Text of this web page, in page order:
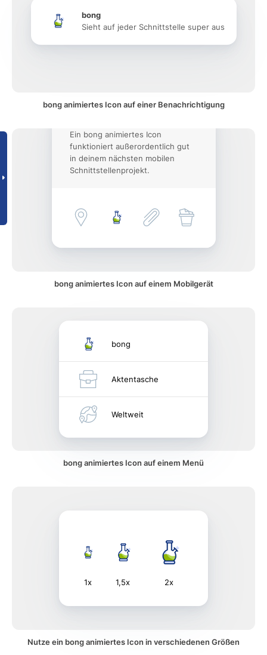
bong
Sieht auf jeder Schnittstelle super aus
bong animiertes Icon auf einer Benachrichtigung
Ein bong animiertes Icon
funktioniert außerordentlich gut
in deinem nächsten mobilen
Schnittstellenprojekt.
bong animiertes Icon auf einem Mobilgerät
bong
Aktentasche
Weltweit
bong animiertes Icon auf einem Menü
1x 1,5x 2x
Nutze ein bong animiertes Icon in verschiedenen Größen